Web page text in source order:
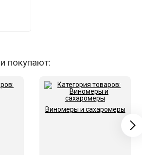
покупают:
Виномеры и сахаромеры